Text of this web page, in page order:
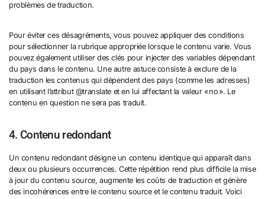
problèmes de traduction.
Pour éviter ces désagréments, vous pouvez appliquer des conditions
pour sélectionner la rubrique appropriée lorsque le contenu varie. Vous
pouvez également utiliser des clés pour injecter des variables dépendant
du pays dans le contenu. Une autre astuce consiste à exclure de la
traduction les contenus qui dépendent des pays (comme les adresses)
en utilisant l’attribut @translate et en lui affectant la valeur « no ». Le
contenu en question ne sera pas traduit.
4. Contenu redondant
Un contenu redondant désigne un contenu identique qui apparaît dans
deux ou plusieurs occurrences. Cette répétition rend plus difficile la mise
à jour du contenu source, augmente les coûts de traduction et génère
des incohérences entre le contenu source et le contenu traduit. Voici